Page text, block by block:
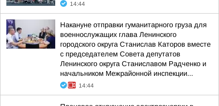
14:44
Накануне отправки гуманитарного груза для
военнослужащих глава Ленинского
городского округа Станислав Каторов вместе
с председателем Совета депутатов
Ленинского округа Станиславом Радченко и
начальником Межрайонной инспекции...
14:44